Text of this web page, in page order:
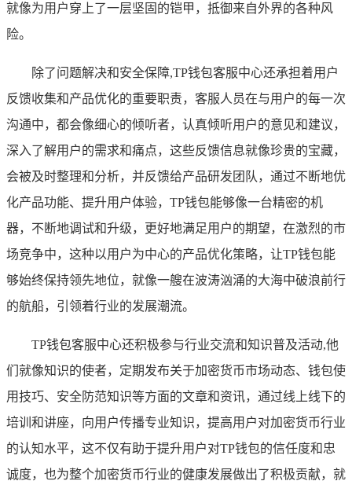
就像为用户穿上了一层坚固的铠甲，抵御来自外界的各种风
险。
除了问题解决和安全保障,TP钱包客服中心还承担着用户
反馈收集和产品优化的重要职责，客服人员在与用户的每一次
沟通中，都会像细心的倾听者，认真倾听用户的意见和建议，
深入了解用户的需求和痛点，这些反馈信息就像珍贵的宝藏，
会被及时整理和分析，并反馈给产品研发团队，通过不断地优
化产品功能、提升用户体验，TP钱包能够像一台精密的机
器，不断地调试和升级，更好地满足用户的期望，在激烈的市
场竞争中，这种以用户为中心的产品优化策略，让TP钱包能
够始终保持领先地位，就像一艘在波涛汹涌的大海中破浪前行
的航船，引领着行业的发展潮流。
TP钱包客服中心还积极参与行业交流和知识普及活动,他
们就像知识的使者，定期发布关于加密货币市场动态、钱包使
用技巧、安全防范知识等方面的文章和资讯，通过线上线下的
培训和讲座，向用户传播专业知识，提高用户对加密货币行业
的认知水平，这不仅有助于提升用户对TP钱包的信任度和忠
诚度，也为整个加密货币行业的健康发展做出了积极贡献，就